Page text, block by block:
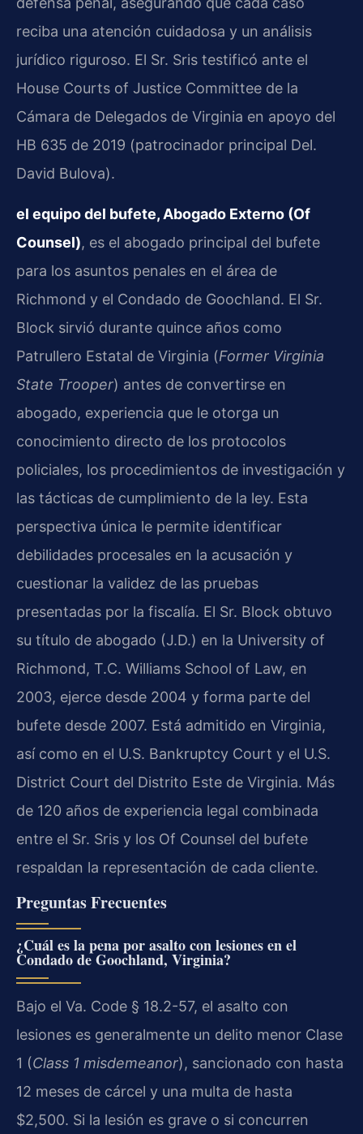
reciba una atención cuidadosa y un análisis
jurídico riguroso. El Sr. Sris testificó ante el
House Courts of Justice Committee de la
Cámara de Delegados de Virginia en apoyo del
HB 635 de 2019 (patrocinador principal Del.
David Bulova).
el equipo del bufete, Abogado Externo (Of
Counsel), es el abogado principal del bufete
para los asuntos penales en el área de
Richmond y el Condado de Goochland. El Sr.
Block sirvió durante quince años como
Patrullero Estatal de Virginia (Former Virginia
State Trooper) antes de convertirse en
abogado, experiencia que le otorga un
conocimiento directo de los protocolos
policiales, los procedimientos de investigación y
las tácticas de cumplimiento de la ley. Esta
perspectiva única le permite identificar
debilidades procesales en la acusación y
cuestionar la validez de las pruebas
presentadas por la fiscalía. El Sr. Block obtuvo
su título de abogado (J.D.) en la University of
Richmond, T.C. Williams School of Law, en
2003, ejerce desde 2004 y forma parte del
bufete desde 2007. Está admitido en Virginia,
así como en el U.S. Bankruptcy Court y el U.S.
District Court del Distrito Este de Virginia. Más
de 120 años de experiencia legal combinada
entre el Sr. Sris y los Of Counsel del bufete
respaldan la representación de cada cliente.
Preguntas Frecuentes
¿Cuál es la pena por asalto con lesiones en el
Condado de Goochland, Virginia?
Bajo el Va. Code § 18.2-57, el asalto con
lesiones es generalmente un delito menor Clase
1 (Class 1 misdemeanor), sancionado con hasta
12 meses de cárcel y una multa de hasta
$2,500. Si la lesión es grave o si concurren